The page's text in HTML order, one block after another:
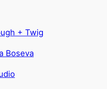
+ Twig
Boseva